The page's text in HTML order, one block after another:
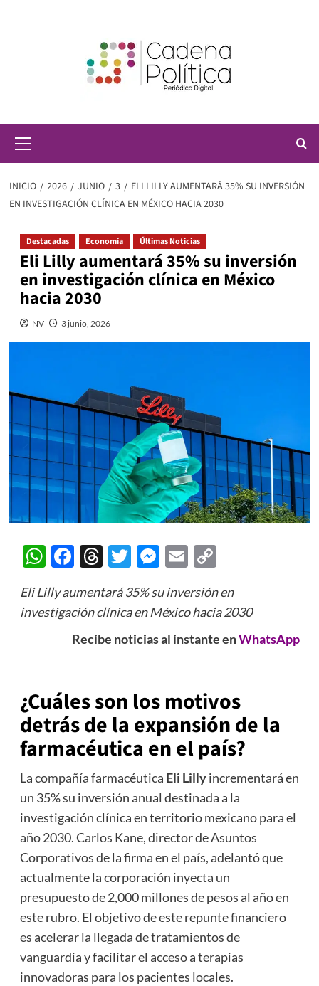
principal
INICIO 2026 JUNIO 3
ELI LILLY AUMENTARÁ 35% SU INVERSIÓN
EN INVESTIGACIÓN CLÍNICA EN MÉXICO HACIA 2030
Destacadas Economía Últimas Noticias
Eli Lilly aumentará 35% su inversión
en investigación clínica en México
hacia 2030
NV 3 junio, 2026
WhatsApp
Facebook
Threads
Twitter
Messenger
EmailCopy
Eli Lilly aumentará 35% su inversión en
investigación clínica en México hacia 2030
Recibe noticias al instante enWhatsApp
¿Cuáles son los motivos
detrás de la expansión de la
farmacéutica en el país?
La compañía farmacéutica Eli Lillyincrementará en
un 35% su inversión anual destinada a la
investigación clínica en territorio mexicano para el
año 2030. Carlos Kane, director de Asuntos
Corporativos de la firma en el país, adelantó que
actualmente la corporación inyecta un
presupuesto de 2,000 millones de pesos al año en
este rubro. El objetivo de este repunte financiero
es acelerar la llegada de tratamientos de
vanguardia y facilitar el acceso a terapias
innovadoras para los pacientes locales.